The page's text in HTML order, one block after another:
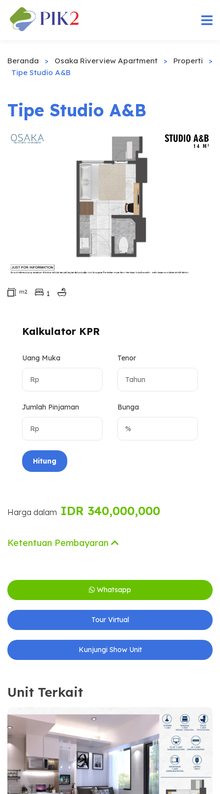
Beranda > Osaka Riverview Apartment > Properti
>
Tipe Studio A&B
Tipe Studio A&B
m2 1
Kalkulator KPR
Uang Muka Tenor
Jumlah Pinjaman Bunga
Hitung
Harga dalam IDR 340,000,000
Ketentuan Pembayaran
Whatsapp
Tour Virtual
Kunjungi Show Unit
Unit Terkait